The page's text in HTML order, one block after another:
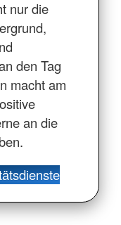
nur die
den Tag
macht am
an die